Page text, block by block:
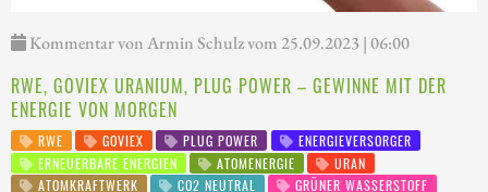
Kommentar von Armin Schulz vom 25.09.2023 | 06:00
RWE, GOVIEX URANIUM, PLUG POWER – GEWINNE MIT DER
ENERGIE VON MORGEN
RWE GOVIEX PLUG POWER
ENERGIEVERSORGER
ERNEUERBARE ENERGIEN
ATOMENERGIE
URAN
ATOMKRAFTWERK
CO2 NEUTRAL
GRÜNER WASSERSTOFF